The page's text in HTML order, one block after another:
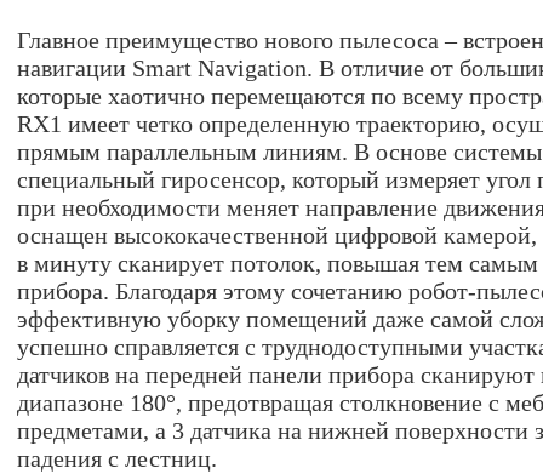
Главное преимущество нового пылесоса –
навигации Smart Navigation. В отличие от
которые хаотично перемещаются по всему
RX1 имеет четко определенную траекторию,
прямым параллельным линиям. В основе
специальный гиросенсор, который измеряет угол
при необходимости меняет направление
оснащен высококачественной цифровой камерой,
в минуту сканирует потолок, повышая тем
прибора. Благодаря этому сочетанию робот-
эффективную уборку помещений даже самой
успешно справляется с труднодоступными
датчиков на передней панели прибора сканируют
диапазоне 180°, предотвращая столкновение с
предметами, а 3 датчика на нижней
падения с лестниц.